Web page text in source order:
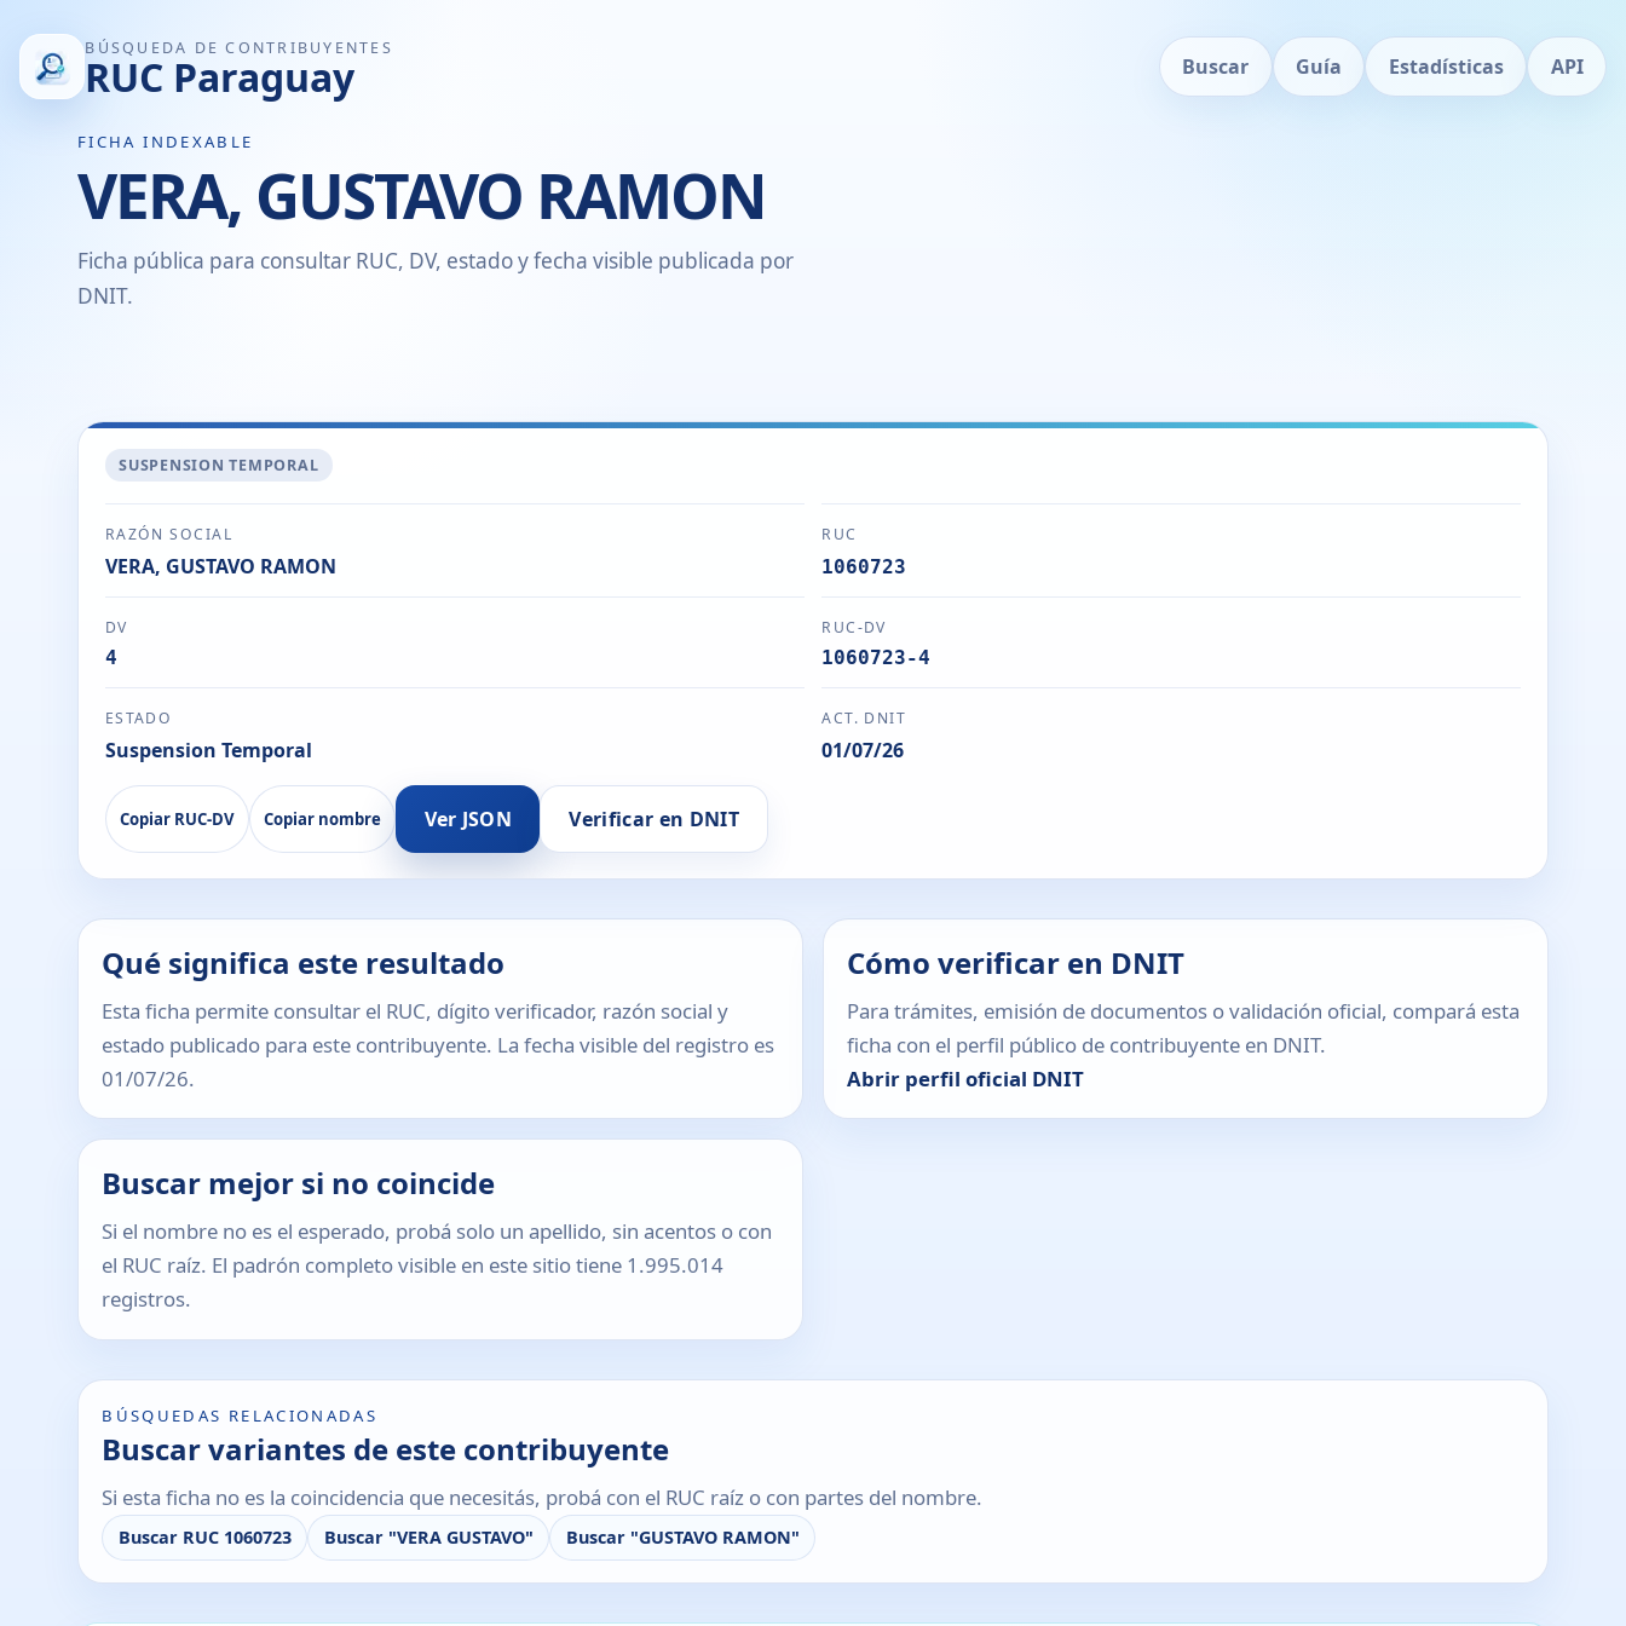
BÚSQUEDA DE CONTRIBUYENTES
RUC Paraguay Buscar Guía Estadísticas API
FICHA INDEXABLE
VERA, GUSTAVO RAMON
Ficha pública para consultar RUC, DV, estado y fecha visible publicada por
DNIT.
SUSPENSION TEMPORAL
RAZÓN SOCIAL
VERA, GUSTAVO RAMON
RUC
1060723
DV
4
RUC-DV
1060723-4
ESTADO
Suspension Temporal
ACT. DNIT
01/07/26
Copiar RUC-DV Copiar nombre Ver JSON Verificar en DNIT
Qué significa este resultado
Esta ficha permite consultar el RUC, dígito verificador, razón social y
estado publicado para este contribuyente. La fecha visible del registro es
01/07/26.
Cómo verificar en DNIT
Para trámites, emisión de documentos o validación oficial, compará esta
ficha con el perfil público de contribuyente en DNIT.
Abrir perfil oficial DNIT
Buscar mejor si no coincide
Si el nombre no es el esperado, probá solo un apellido, sin acentos o con
el RUC raíz. El padrón completo visible en este sitio tiene 1.995.014
registros.
BÚSQUEDAS RELACIONADAS
Buscar variantes de este contribuyente
Si esta ficha no es la coincidencia que necesitás, probá con el RUC raíz o con partes del nombre.
Buscar RUC 1060723 Buscar "VERA GUSTAVO" Buscar "GUSTAVO RAMON"